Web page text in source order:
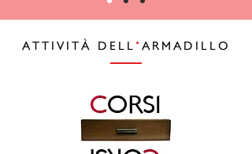
ATTIVITÀ DELL ' ARMADILLO